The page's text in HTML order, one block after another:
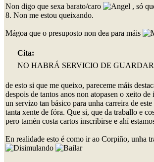
Non digo que sexa barato/caro
, só
8. Non me estou queixando.
Mágoa que o presuposto non dea para máis
Cita:
NO HABRÁ SERVICIO DE
de esto si que me queixo, pareceme máis
despois de tantos anos non atopasen o xeito de
un servizo tan básico para unha carreira de
tanta xente de fóra. Que si, que da traballo e
pero tamén costa cartos inscribirse e ahí
En realidade esto é como ir ao Corpiño, unha